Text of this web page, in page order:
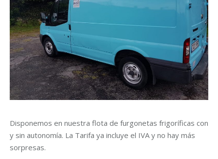
Disponemos en nuestra flota de furgonetas frigoríficas con
y sin autonomía. La Tarifa ya incluye el IVA y no hay más
sorpresas.